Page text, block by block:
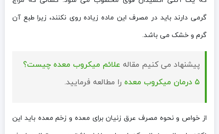
گرمی دارند باید در مصرف این ماده زیاده روی نکنند، زیرا طبع آن
گرم و خشک می باشد.
پیشنهاد می کنیم مقاله علائم میکروب معده چیست؟
۵ درمان میکروب معده
را مطالعه فرمایید.
از خواص و نحوه مصرف عرق زنیان برای معده و زخم معده باید این